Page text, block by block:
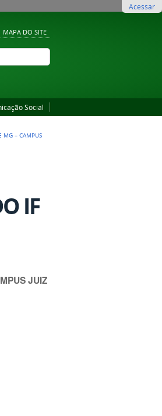
MAPA DO SITE
Acessar
Social
MG – CAMPUS
IF
JUIZ